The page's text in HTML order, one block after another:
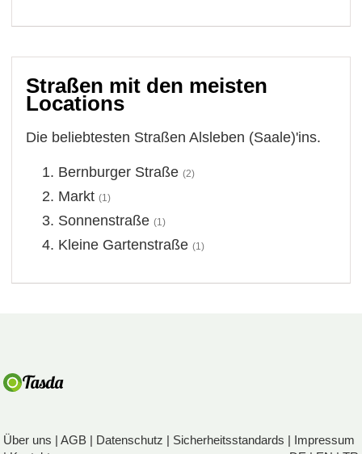
Straßen mit den meisten
Locations
Die beliebtesten Straßen Alsleben (Saale)'ins.
Bernburger Straße (2)
Markt (1)
Sonnenstraße (1)
Kleine Gartenstraße (1)
Über uns |AGB Datenschutz Sicherheitsstandards
Impressum